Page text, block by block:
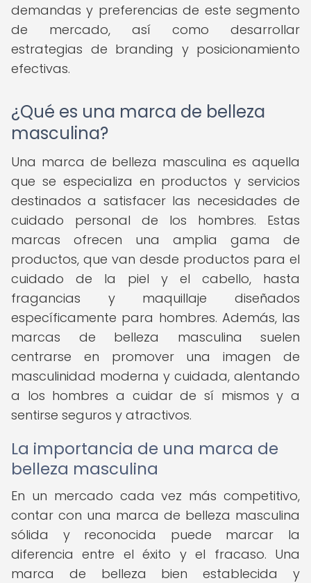
demandas y preferencias de este segmento
de mercado, así como desarrollar
estrategias de branding y posicionamiento
efectivas.
¿Qué es una marca de belleza
masculina?
Una marca de belleza masculina es aquella
que se especializa en productos y servicios
destinados a satisfacer las necesidades de
cuidado personal de los hombres. Estas
marcas ofrecen una amplia gama de
productos, que van desde productos para el
cuidado de la piel y el cabello, hasta
fragancias y maquillaje diseñados
específicamente para hombres. Además, las
marcas de belleza masculina suelen
centrarse en promover una imagen de
masculinidad moderna y cuidada, alentando
a los hombres a cuidar de sí mismos y a
sentirse seguros y atractivos.
La importancia de una marca de
belleza masculina
En un mercado cada vez más competitivo,
contar con una marca de belleza masculina
sólida y reconocida puede marcar la
diferencia entre el éxito y el fracaso. Una
marca de belleza bien establecida y